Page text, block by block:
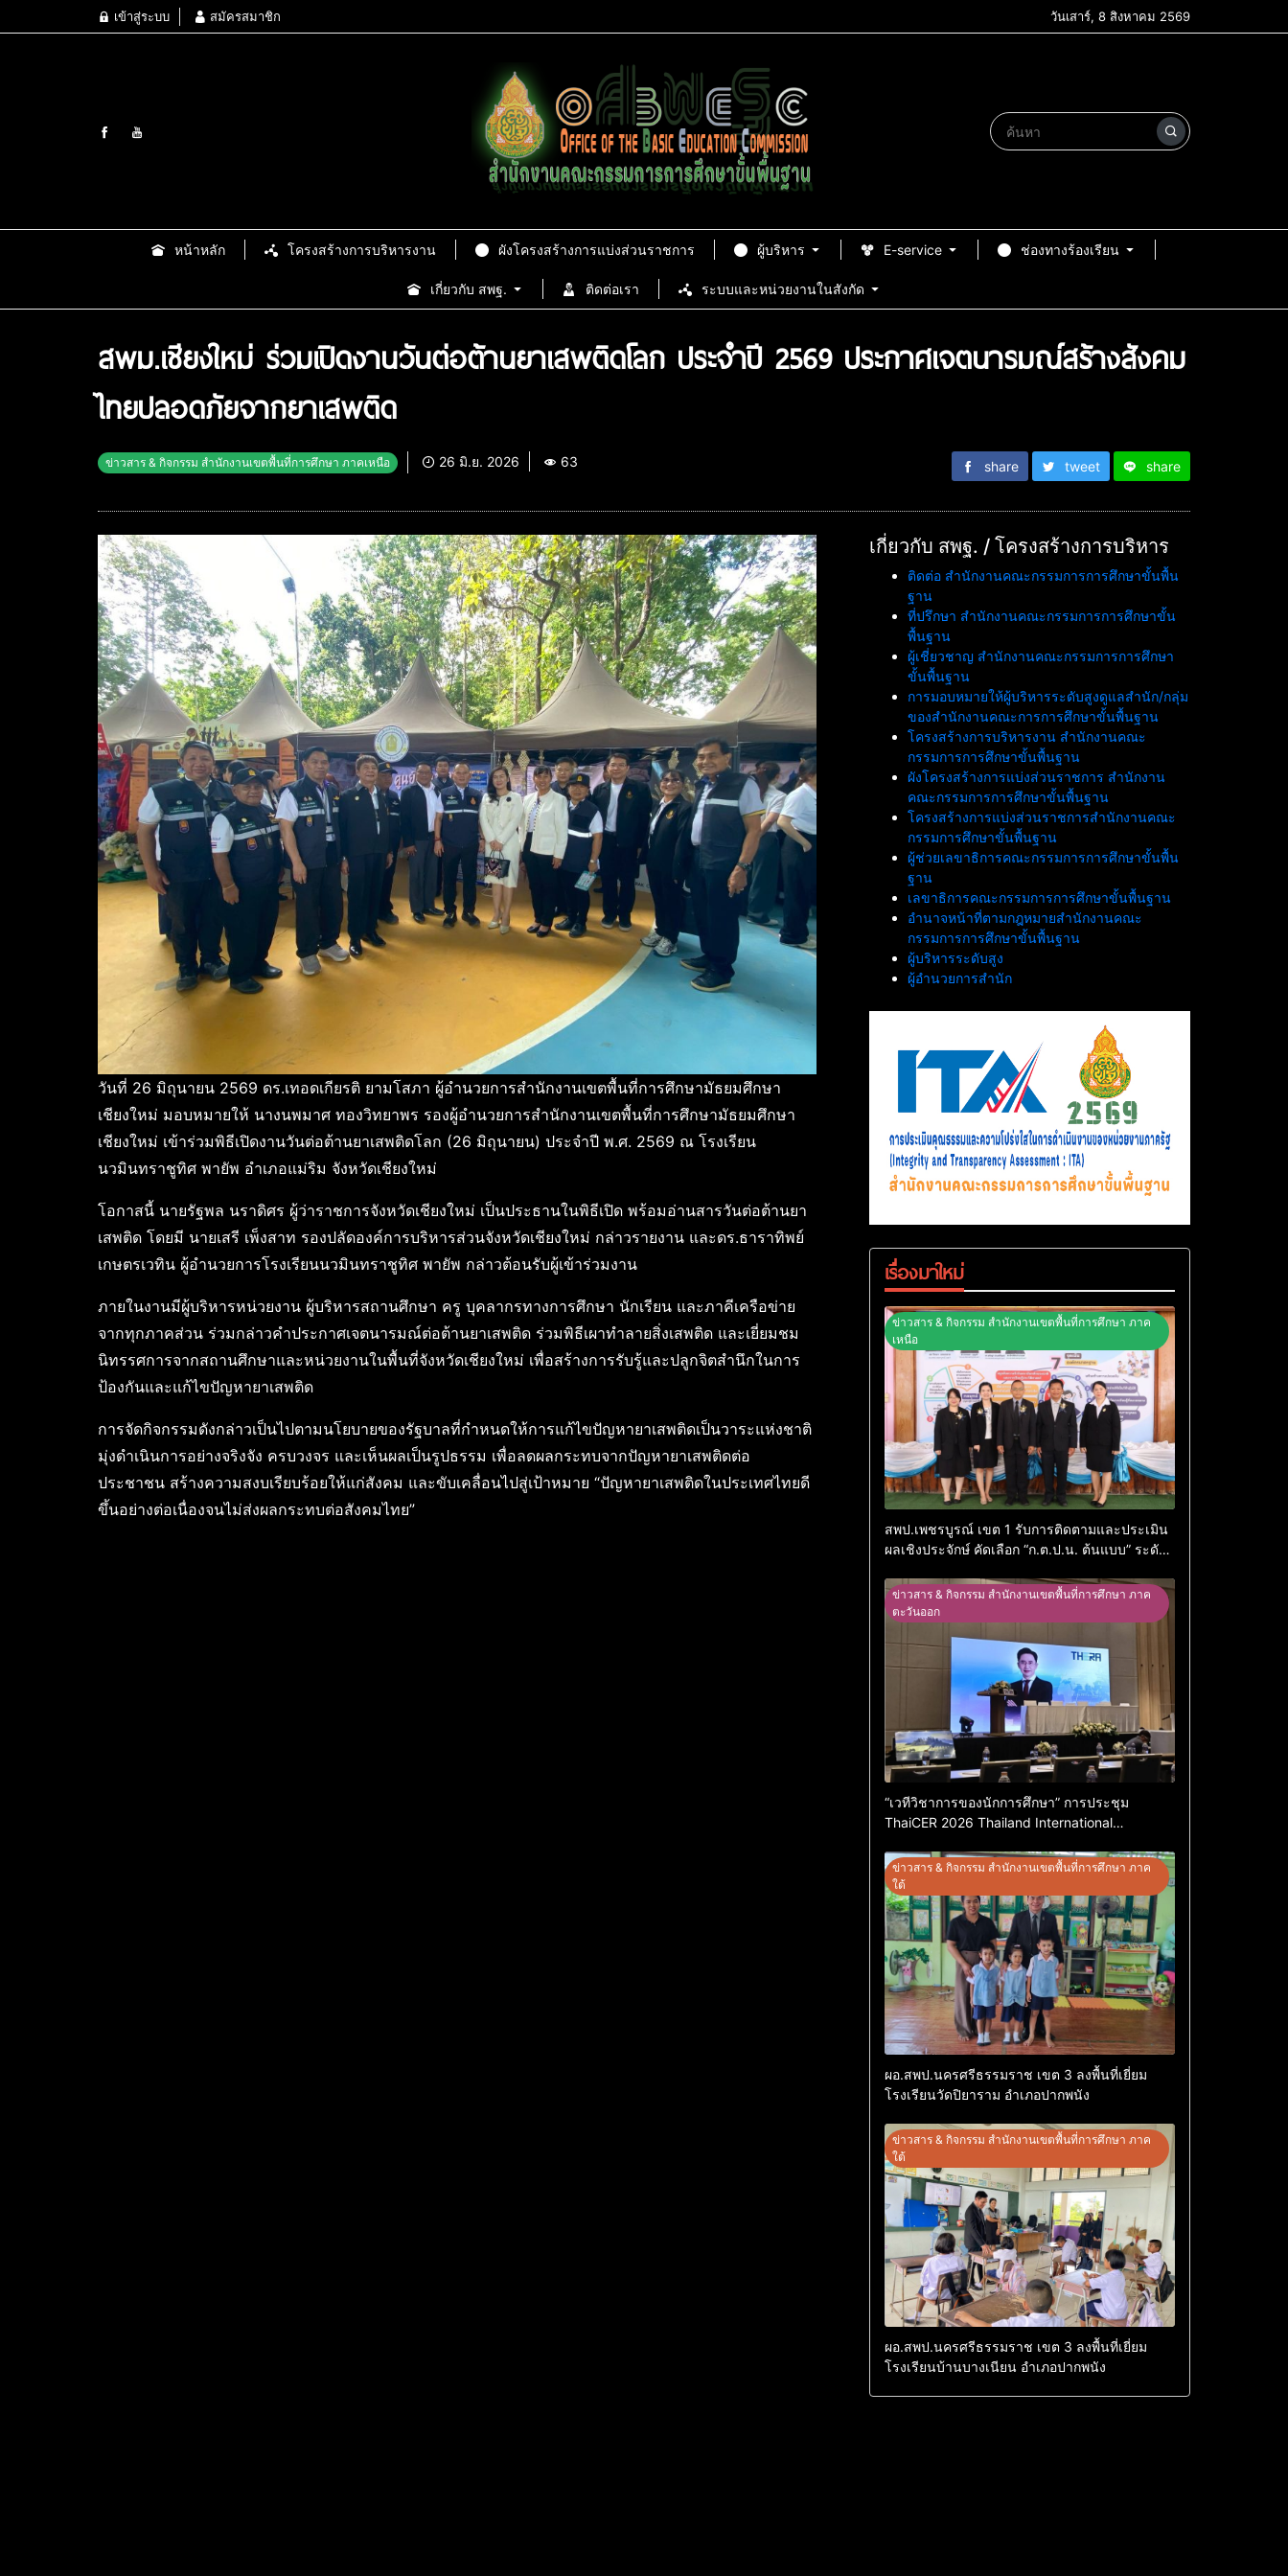
เข้าสู่ระบบ สมัครสมาชิก วันเสาร์, 8 สิงหาคม 2569
หน้าหลัก โครงสร้างการบริหารงาน ผังโครงสร้างการแบ่งส่วนราชการ ผู้บริหาร E-service ช่องทางร้องเรียน
เกี่ยวกับ สพฐ. ติดต่อเรา ระบบและหน่วยงานในสังกัด
สพม.เชียงใหม่ ร่วมเปิดงานวันต่อต้านยาเสพติดโลก ประจำปี 2569 ประกาศเจตนารมณ์สร้างสังคม
ไทยปลอดภัยจากยาเสพติด
ข่าวสาร & กิจกรรม สำนักงานเขตพื้นที่การศึกษา ภาคเหนือ 26 มิ.ย. 2026 63 share tweet share
วันที่ 26 มิถุนายน 2569 ดร.เทอดเกียรติ ยามโสภา ผู้อำนวยการสำนักงานเขตพื้นที่การศึกษามัธยมศึกษา
เชียงใหม่ มอบหมายให้ นางนพมาศ ทองวิทยาพร รองผู้อำนวยการสำนักงานเขตพื้นที่การศึกษามัธยมศึกษา
เชียงใหม่ เข้าร่วมพิธีเปิดงานวันต่อต้านยาเสพติดโลก (26 มิถุนายน) ประจำปี พ.ศ. 2569 ณ โรงเรียน
นวมินทราชูทิศ พายัพ อำเภอแม่ริม จังหวัดเชียงใหม่
โอกาสนี้ นายรัฐพล นราดิศร ผู้ว่าราชการจังหวัดเชียงใหม่ เป็นประธานในพิธีเปิด พร้อมอ่านสารวันต่อต้านยา
เสพติด โดยมี นายเสรี เพ็งสาท รองปลัดองค์การบริหารส่วนจังหวัดเชียงใหม่ กล่าวรายงาน และดร.ธาราทิพย์
เกษตรเวทิน ผู้อำนวยการโรงเรียนนวมินทราชูทิศ พายัพ กล่าวต้อนรับผู้เข้าร่วมงาน
ภายในงานมีผู้บริหารหน่วยงาน ผู้บริหารสถานศึกษา ครู บุคลากรทางการศึกษา นักเรียน และภาคีเครือข่าย
จากทุกภาคส่วน ร่วมกล่าวคำประกาศเจตนารมณ์ต่อต้านยาเสพติด ร่วมพิธีเผาทำลายสิ่งเสพติด และเยี่ยมชม
นิทรรศการจากสถานศึกษาและหน่วยงานในพื้นที่จังหวัดเชียงใหม่ เพื่อสร้างการรับรู้และปลูกจิตสำนึกในการ
ป้องกันและแก้ไขปัญหายาเสพติด
การจัดกิจกรรมดังกล่าวเป็นไปตามนโยบายของรัฐบาลที่กำหนดให้การแก้ไขปัญหายาเสพติดเป็นวาระแห่งชาติ
มุ่งดำเนินการอย่างจริงจัง ครบวงจร และเห็นผลเป็นรูปธรรม เพื่อลดผลกระทบจากปัญหายาเสพติดต่อ
ประชาชน สร้างความสงบเรียบร้อยให้แก่สังคม และขับเคลื่อนไปสู่เป้าหมาย “ปัญหายาเสพติดในประเทศไทยดี
ขึ้นอย่างต่อเนื่องจนไม่ส่งผลกระทบต่อสังคมไทย”
เกี่ยวกับ สพฐ. / โครงสร้างการบริหาร
ติดต่อ สำนักงานคณะกรรมการการศึกษาขั้นพื้น
ฐาน
ที่ปรึกษา สำนักงานคณะกรรมการการศึกษาขั้น
พื้นฐาน
ผู้เชี่ยวชาญ สำนักงานคณะกรรมการการศึกษา
ขั้นพื้นฐาน
การมอบหมายให้ผู้บริหารระดับสูงดูแลสำนัก/กลุ่ม
ของสำนักงานคณะการการศึกษาขั้นพื้นฐาน
โครงสร้างการบริหารงาน สำนักงานคณะ
กรรมการการศึกษาขั้นพื้นฐาน
ผังโครงสร้างการแบ่งส่วนราชการ สำนักงาน
คณะกรรมการการศึกษาขั้นพื้นฐาน
โครงสร้างการแบ่งส่วนราชการสำนักงานคณะ
กรรมการศึกษาขั้นพื้นฐาน
ผู้ช่วยเลขาธิการคณะกรรมการการศึกษาขั้นพื้น
ฐาน
เลขาธิการคณะกรรมการการศึกษาขั้นพื้นฐาน
อำนาจหน้าที่ตามกฎหมายสำนักงานคณะ
กรรมการการศึกษาขั้นพื้นฐาน
ผู้บริหารระดับสูง
ผู้อำนวยการสำนัก
เรื่องมาใหม่
ข่าวสาร & กิจกรรม สำนักงานเขตพื้นที่การศึกษา ภาค
เหนือ
สพป.เพชรบูรณ์ เขต 1 รับการติดตามและประเมิน
ผลเชิงประจักษ์ คัดเลือก “ก.ต.ป.น. ต้นแบบ” ระดับ
ข่าวสาร & กิจกรรม สำนักงานเขตพื้นที่การศึกษา ภาค
ตะวันออก
“เวทีวิชาการของนักการศึกษา” การประชุม
ThaiCER 2026 Thailand International
2026
ข่าวสาร & กิจกรรม สำนักงานเขตพื้นที่การศึกษา ภาค
ใต้
ผอ.สพป.นครศรีธรรมราช เขต 3 ลงพื้นที่เยี่ยม
โรงเรียนวัดปิยาราม อำเภอปากพนัง
ข่าวสาร & กิจกรรม สำนักงานเขตพื้นที่การศึกษา ภาค
ใต้
ผอ.สพป.นครศรีธรรมราช เขต 3 ลงพื้นที่เยี่ยม
โรงเรียนบ้านบางเนียน อำเภอปากพนัง